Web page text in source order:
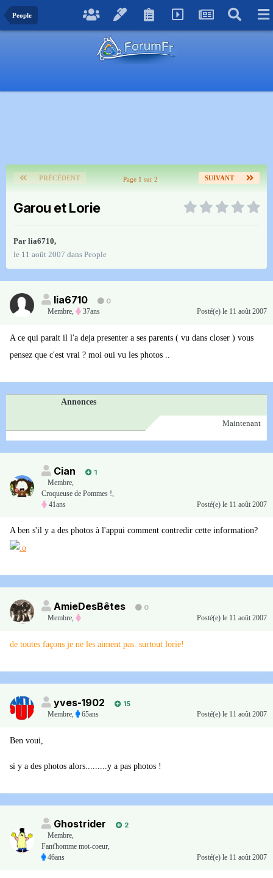
People
PRÉCÉDENT SUIVANT
Page 1 sur 2
Garou et Lorie
Par lia6710,
le 11 août 2007 dans People
lia6710
0
Membre, 37ans Posté(e) le 11 août 2007
A ce qui parait il l'a deja presenter a ses parents ( vu dans closer ) vous
pensez que c'est vrai ? moi oui vu les photos ..
Annonces
Maintenant
Cian
1
Membre,
Croqueuse de Pommes !,
41ans
Posté(e) le 11 août 2007
A ben s'il y a des photos à l'appui comment contredir cette information?
AmieDesBêtes
0
Membre, Posté(e) le 11 août 2007
de toutes façons je ne les aiment pas. surtout lorie!
yves-1902
15
Membre, 65ans Posté(e) le 11 août 2007
Ben voui,
si y a des photos alors.........y a pas photos !
Ghostrider
2
Membre,
Fant'homme mot-coeur,
46ans
Posté(e) le 11 août 2007